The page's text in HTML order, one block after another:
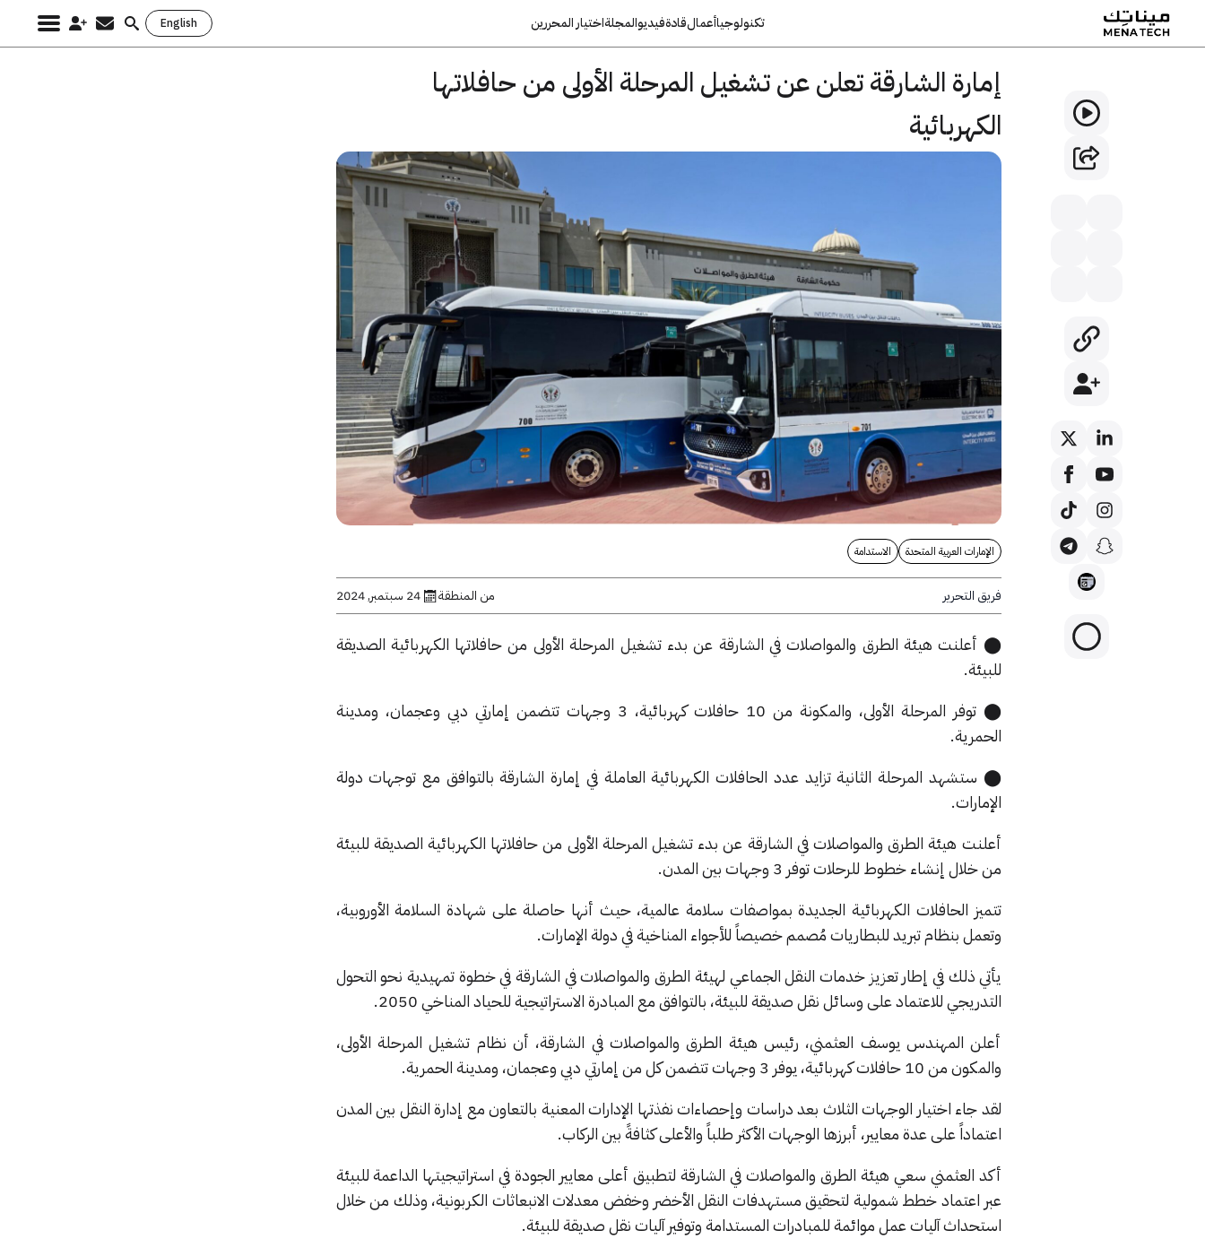
تكنولوجياأعمالقادةفيديوالمجلةاختيار المحررين English
Search
إمارة الشارقة تعلن عن تشغيل المرحلة الأولى من حافلاتها
الكهربائية
الإمارات العربية المتحدة الاستدامة
فريق التحرير من المنطقة 24 سبتمبر, 2024
⬤ أعلنت هيئة الطرق والمواصلات في الشارقة عن بدء تشغيل المرحلة الأولى من حافلاتها الكهربائية الصديقة
للبيئة.
⬤ توفر المرحلة الأولى، والمكونة من 10 حافلات كهربائية، 3 وجهات تتضمن إمارتي دبي وعجمان، ومدينة
الحمرية.
⬤ ستشهد المرحلة الثانية تزايد عدد الحافلات الكهربائية العاملة في إمارة الشارقة بالتوافق مع توجهات دولة
الإمارات.
أعلنت هيئة الطرق والمواصلات في الشارقة عن بدء تشغيل المرحلة الأولى من حافلاتها الكهربائية الصديقة للبيئة
من خلال إنشاء خطوط للرحلات توفر 3 وجهات بين المدن.
تتميز الحافلات الكهربائية الجديدة بمواصفات سلامة عالمية، حيث أنها حاصلة على شهادة السلامة الأوروبية،
وتعمل بنظام تبريد للبطاريات مُصمم خصيصاً للأجواء المناخية في دولة الإمارات.
يأتي ذلك في إطار تعزيز خدمات النقل الجماعي لهيئة الطرق والمواصلات في الشارقة في خطوة تمهيدية نحو التحول
التدريجي للاعتماد على وسائل نقل صديقة للبيئة، بالتوافق مع المبادرة الاستراتيجية للحياد المناخي 2050.
أعلن المهندس يوسف العثمني، رئيس هيئة الطرق والمواصلات في الشارقة، أن نظام تشغيل المرحلة الأولى،
والمكون من 10 حافلات كهربائية، يوفر 3 وجهات تتضمن كل من إمارتي دبي وعجمان، ومدينة الحمرية.
لقد جاء اختيار الوجهات الثلاث بعد دراسات وإحصاءات نفذتها الإدارات المعنية بالتعاون مع إدارة النقل بين المدن
اعتماداً على عدة معايير، أبرزها الوجهات الأكثر طلباً والأعلى كثافةً بين الركاب.
أكد العثمني سعي هيئة الطرق والمواصلات في الشارقة لتطبيق أعلى معايير الجودة في استراتيجيتها الداعمة للبيئة
عبر اعتماد خطط شمولية لتحقيق مستهدفات النقل الأخضر وخفض معدلات الانبعاثات الكربونية، وذلك من خلال
استحداث آليات عمل موائمة للمبادرات المستدامة وتوفير آليات نقل صديقة للبيئة.